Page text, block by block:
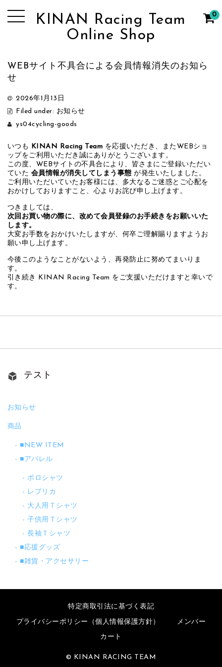
KINAN Racing Team
Online Shop
0
WEBサイト不具合による会員情報消失のお知ら
せ
2026年1月13日
Filed under: お知らせ
ys04cycling-goods
いつも KINAN Racing Team を応援いただき、またWEBショ
ップをご利用いただき誠にありがとうございます。
この度、WEBサイトの不具合により、皆さまにご登録いただい
ていた 会員情報が消失してしまう事態 が発生いたしました。
ご利用いただいていたお客様には、多大なるご迷惑とご心配を
おかけしておりますこと、心よりお詫び申し上げます。
つきましては、
次回お買い物の際に、改めて会員登録のお手続きをお願いいた
します。
大変お手数をおかけいたしますが、何卒ご理解賜りますようお
願い申し上げます。
今後このようなことがないよう、再発防止に努めてまいりま
す。
引き続き KINAN Racing Team をご支援いただけますと幸いで
す。
テスト
お知らせ
商品
■NEW ITEM
■アパレル
ポロシャツ
レプリカ
大人用Ｔシャツ
子供用Ｔシャツ
長袖Ｔシャツ
■応援グッズ
■雑貨・アクセサリー
特定商取引法に基づく表記
プライバシーポリシー（個人情報保護方針） メンバー
カート
© KINAN RACING TEAM